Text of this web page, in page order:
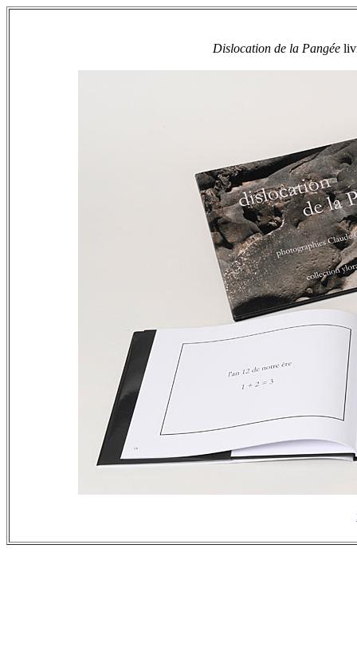
Dislocation de la Pangée